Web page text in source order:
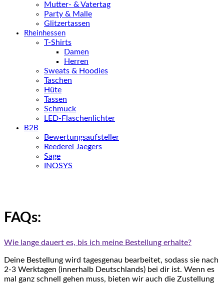
Mutter- & Vatertag
Party & Malle
Glitzertassen
Rheinhessen
T-Shirts
Damen
Herren
Sweats & Hoodies
Taschen
Hüte
Tassen
Schmuck
LED-Flaschenlichter
B2B
Bewertungsaufsteller
Reederei Jaegers
Sage
INOSYS
FAQs:
Wie lange dauert es, bis ich meine Bestellung erhalte?
Deine Bestellung wird tagesgenau bearbeitet, sodass sie nach
2-3 Werktagen (innerhalb Deutschlands) bei dir ist. Wenn es
mal ganz schnell gehen muss, bieten wir auch die Zustellung